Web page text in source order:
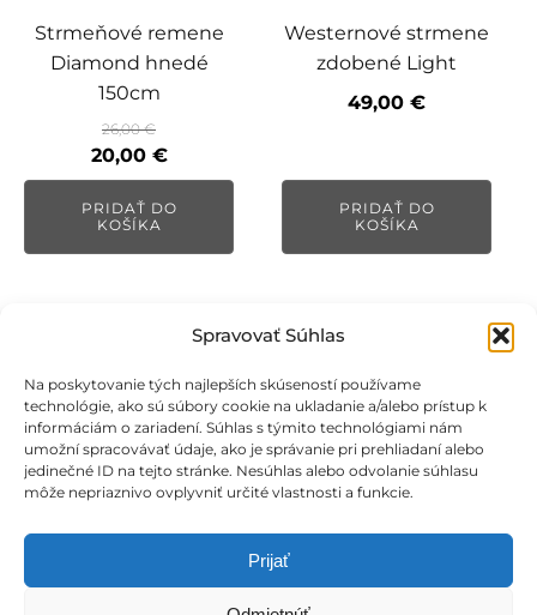
Spravovať Súhlas
Na poskytovanie tých najlepších skúseností používame
technológie, ako sú súbory cookie na ukladanie a/alebo prístup k
informáciám o zariadení. Súhlas s týmito technológiami nám
umožní spracovávať údaje, ako je správanie pri prehliadaní alebo
jedinečné ID na tejto stránke. Nesúhlas alebo odvolanie súhlasu
môže nepriaznivo ovplyvniť určité vlastnosti a funkcie.
Prijať
Strmeňové remene
Diamond hnedé
150cm
26,00€
Pôvodná
cena
bola:
20,00 €Aktuálna
cena
je:
PRIDAŤ DO
KOŠÍKA
Westernové strmene
zdobené Light
49,00€
PRIDAŤ DO
KOŠÍKA